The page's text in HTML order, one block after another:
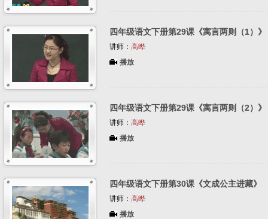
四年级语文下册第29课《寓言两则（1）》
讲师： 高晔
播放
四年级语文下册第29课《寓言两则（2）》
讲师： 高晔
播放
四年级语文下册第30课《文成公主进藏》
讲师： 高晔
播放